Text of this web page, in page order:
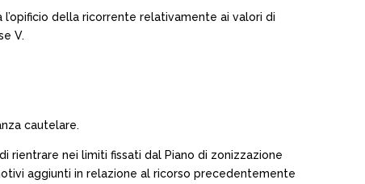
della ricorrente relativamente ai valori di
V.
cautelare.
rientrare nei limiti fissati dal Piano di zonizzazione
aggiunti in relazione al ricorso precedentemente